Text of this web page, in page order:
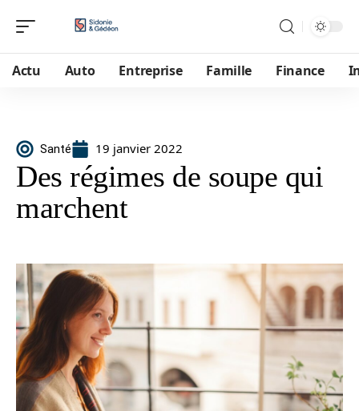
Actu Auto Entreprise Famille Finance
Santé 19 janvier 2022
Des régimes de soupe qui
marchent